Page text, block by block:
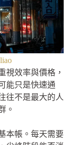
視效率與價格，
能只是快速通
往不是最大的人
。
本帳。每天需要